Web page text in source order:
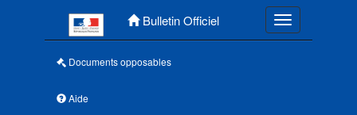
Bulletin Officiel Toggle
Documents opposables
Aide